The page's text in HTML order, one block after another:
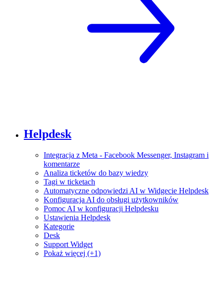
Helpdesk
Integracja z Meta - Facebook Messenger, Instagram i
komentarze
Analiza ticketów do bazy wiedzy
Tagi w ticketach
Automatyczne odpowiedzi AI w Widgecie Helpdesk
Konfiguracja AI do obsługi użytkowników
Pomoc AI w konfiguracji Helpdesku
Ustawienia Helpdesk
Kategorie
Desk
Support Widget
Pokaż więcej (+1)